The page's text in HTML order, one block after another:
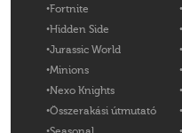
Fortnite
Hidden Side
Jurassic World
Minions
Nexo Knights
Összerakási útmutató